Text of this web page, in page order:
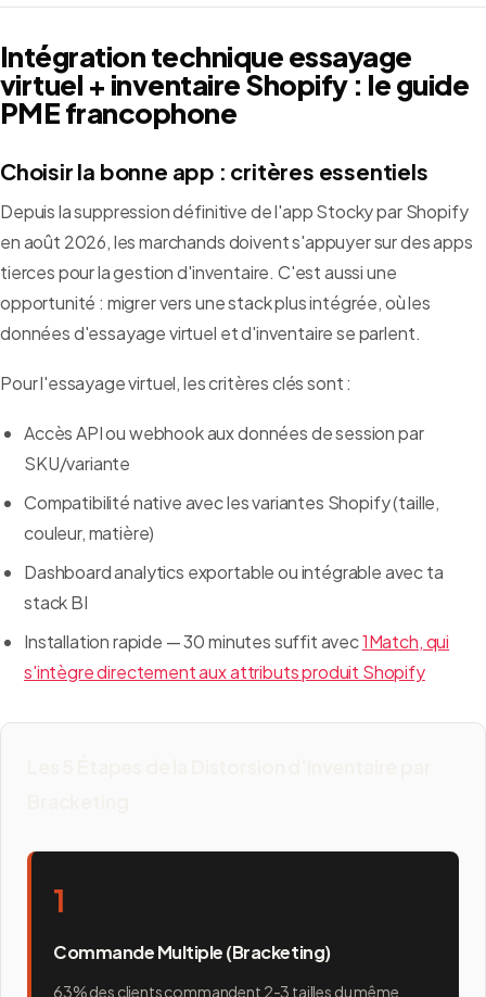
Intégration technique essayage
virtuel + inventaire Shopify : le guide
PME francophone
Choisir la bonne app : critères essentiels
Depuis la suppression définitive de l'app Stocky par Shopify
en août 2026, les marchands doivent s'appuyer sur des apps
tierces pour la gestion d'inventaire. C'est aussi une
opportunité : migrer vers une stack plus intégrée, où les
données d'essayage virtuel et d'inventaire se parlent.
Pour l'essayage virtuel, les critères clés sont :
Accès API ou webhook aux données de session par
SKU/variante
Compatibilité native avec les variantes Shopify (taille,
couleur, matière)
Dashboard analytics exportable ou intégrable avec ta
stack BI
Installation rapide — 30 minutes suffit avec1Match, qui
s'intègre directement aux attributs produit Shopify
1
Commande Multiple (Bracketing)
63% des clients commandent 2-3 tailles du même